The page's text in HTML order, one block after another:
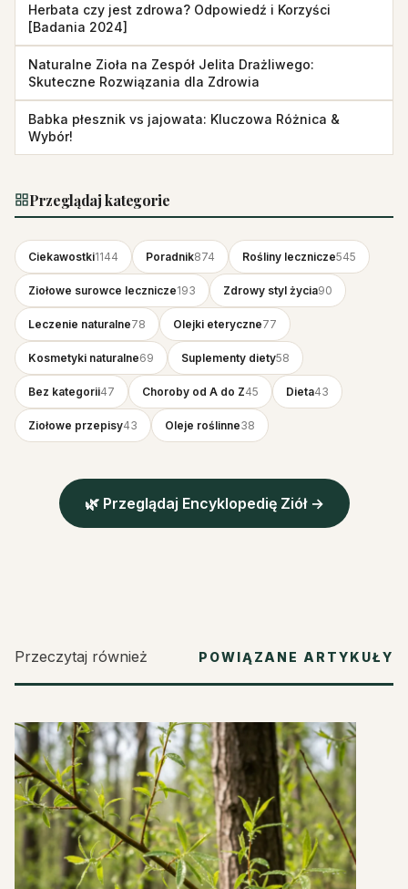
Herbata czy jest zdrowa? Odpowiedź i Korzyści
[Badania 2024]
Naturalne Zioła na Zespół Jelita Drażliwego:
Skuteczne Rozwiązania dla Zdrowia
Babka płesznik vs jajowata: Kluczowa Różnica &
Wybór!
Przeglądaj kategorie
Ciekawostki1144 Poradnik874 Rośliny lecznicze545
Ziołowe surowce lecznicze193 Zdrowy styl życia90
Leczenie naturalne78 Olejki eteryczne77
Kosmetyki naturalne69 Suplementy diety58
Bez kategorii47 Choroby od A do Z45 Dieta43
Ziołowe przepisy43 Oleje roślinne38
🌿 Przeglądaj Encyklopedię Ziół →
Przeczytaj również POWIĄZANE ARTYKUŁY